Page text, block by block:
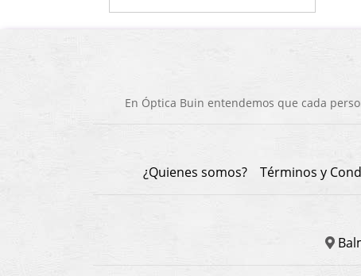
En Óptica Buin entendemos que cada
¿Quienes somos? Términos y